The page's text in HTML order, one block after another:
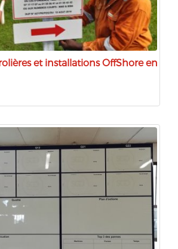
et installations OffShore en